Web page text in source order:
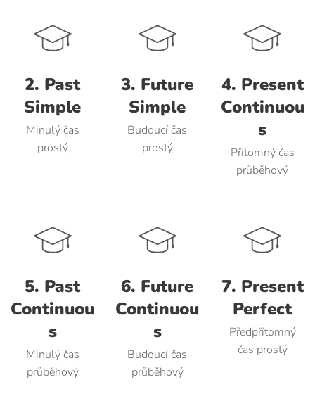
2. Past
Simple
Minulý čas
prostý
3. Future
Simple
Budoucí čas
prostý
4. Present
Continuou
s
Přítomný čas
průběhový
5. Past
Continuou
s
Minulý čas
průběhový
6. Future
Continuou
s
Budoucí čas
průběhový
7. Present
Perfect
Předpřítomný
čas prostý